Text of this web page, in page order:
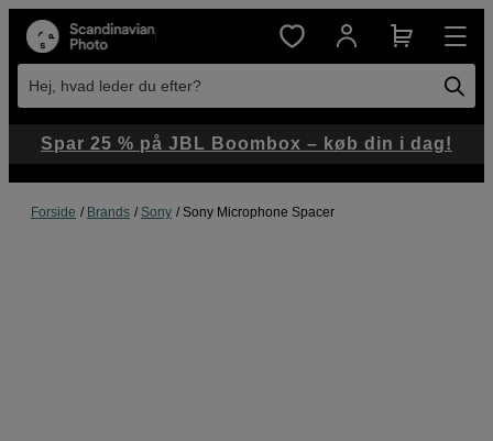
Hej, hvad leder du efter?
Forside Brands Sony Sony Microphone Spacer
Spar 25 % på JBL Boombox – køb din i dag!